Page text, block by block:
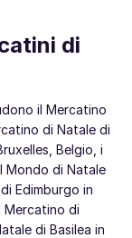
di
il Mercatino
di Natale di
Belgio, i
Mondo di Natale
Edimburgo in
Mercatino di
di Basilea in